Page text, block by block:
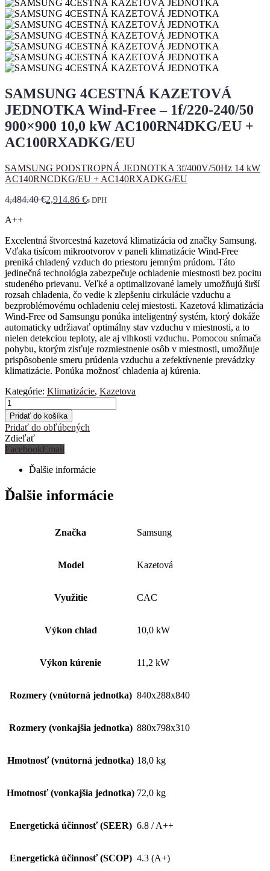
SAMSUNG 4CESTNÁ KAZETOVÁ
JEDNOTKA Wind-Free – 1f/220-240/50
900×900 10,0 kW AC100RN4DKG/EU +
AC100RXADKG/EU
SAMSUNG PODSTROPNÁ JEDNOTKA 3f/400V/50Hz 14 kW
AC140RNCDKG/EU + AC140RXADKG/EU
4,484.40€2,914.86 €s DPH
A++
Excelentná štvorcestná kazetová klimatizácia od značky Samsung.
Vďaka tisícom mikrootvorov v paneli klimatizácie Wind-Free
preniká chladený vzduch do priestoru jemným prúdom. Táto
jedinečná technológia zabezpečuje ochladenie miestnosti bez pocitu
studeného prievanu. Veľké a optimalizované lamely umožňujú širší
rozsah chladenia, čo vedie k zlepšeniu cirkulácie vzduchu a
bezproblémovému ochladeniu celej miestosti. Kazetová klimatizácia
Wind-Free od Samsungu ponúka inteligentný systém, ktorý dokáže
automaticky udržiavať optimálny stav vzduchu v miestnosti, a to
nielen detekciou teploty, ale aj vlhkosti vzduchu. Pomocou snímača
pohybu, ktorým zisťuje rozmiestnenie osôb v miestnosti, umožňuje
prispôsobenie smeru prúdenia vzduchu a zefektívnenie prevádzky
klimatizácie. Ponúka možnosť chladenia aj kúrenia.
Kategórie: Klimatizácie, Kazetova
Pridať do košíka
Pridať do obľúbených
Zdieľať
FacebookEmail
Ďalšie informácie
Ďalšie informácie
Značka Samsung
Model Kazetová
Využitie CAC
Výkon chlad 10,0 kW
Výkon kúrenie 11,2 kW
Rozmery (vnútorná jednotka) 840x288x840
Rozmery (vonkajšia jednotka) 880x798x310
Hmotnosť (vnútorná jednotka) 18,0 kg
Hmotnosť (vonkajšia jednotka) 72,0 kg
Energetická účinnosť (SEER) 6.8 / A++
Energetická účinnosť (SCOP) 4.3 (A+)